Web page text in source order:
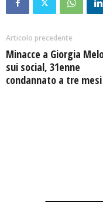
Articolo precedente
Minacce a Giorgia
sui social, 31enne
condannato a tre mesi